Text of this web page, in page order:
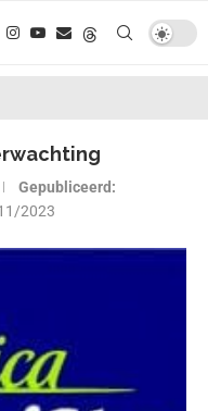
Gepubliceerd:
2023